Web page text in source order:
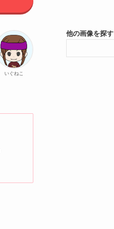
いぐねこ
他の画像を探す